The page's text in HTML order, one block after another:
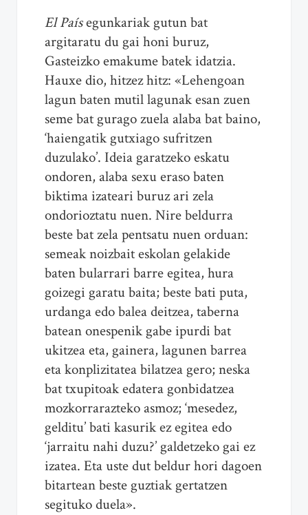
El Paísegunkariak gutun bat
argitaratu du gai honi buruz,
Gasteizko emakume batek idatzia.
Hauxe dio, hitzez hitz: «Lehengoan
lagun baten mutil lagunak esan zuen
seme bat gurago zuela alaba bat baino,
‘haiengatik gutxiago sufritzen
duzulako’. Ideia garatzeko eskatu
ondoren, alaba sexu eraso baten
biktima izateari buruz ari zela
ondorioztatu nuen. Nire beldurra
beste bat zela pentsatu nuen orduan:
semeak noizbait eskolan gelakide
baten bularrari barre egitea, hura
goizegi garatu baita; beste bati puta,
urdanga edo balea deitzea, taberna
batean onespenik gabe ipurdi bat
ukitzea eta, gainera, lagunen barrea
eta konplizitatea bilatzea gero; neska
bat txupitoak edatera gonbidatzea
mozkorrarazteko asmoz; ‘mesedez,
gelditu’ bati kasurik ez egitea edo
‘jarraitu nahi duzu?’ galdetzeko gai ez
izatea. Eta uste dut beldur hori dagoen
bitartean beste guztiak gertatzen
segituko duela».